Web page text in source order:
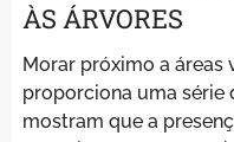
ÀS ÁRVORES
Morar próximo a áreas
proporciona uma série
mostram que a